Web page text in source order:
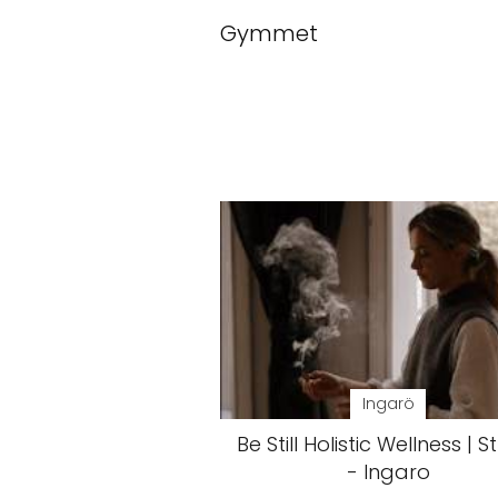
Gymmet
Ingarö
Be Still Holistic Wellness |
- Ingaro